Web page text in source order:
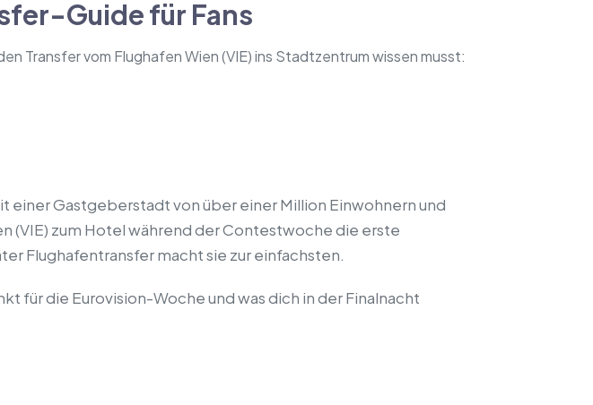
Guide für Fans
Transfer vom Flughafen Wien (VIE) ins Stadtzentrum wissen musst:
einer Gastgeberstadt von über einer Million Einwohnern und
(VIE) zum Hotel während der Contestwoche die erste
Flughafentransfer macht sie zur einfachsten.
für die Eurovision-Woche und was dich in der Finalnacht